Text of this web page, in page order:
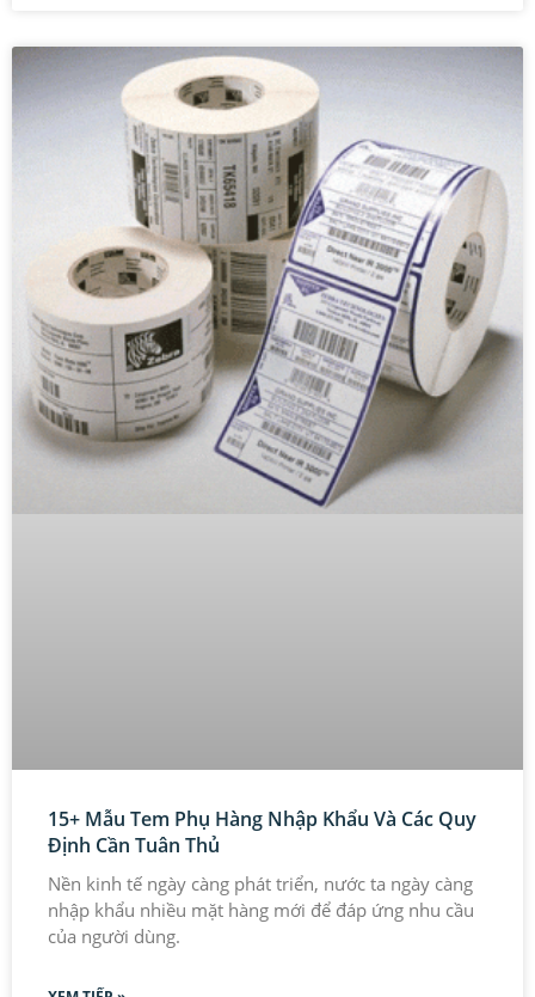
15+ Mẫu Tem Phụ Hàng Nhập Khẩu Và Các Quy
Định Cần Tuân Thủ
Nền kinh tế ngày càng phát triển, nước ta ngày càng
nhập khẩu nhiều mặt hàng mới để đáp ứng nhu cầu
của người dùng.